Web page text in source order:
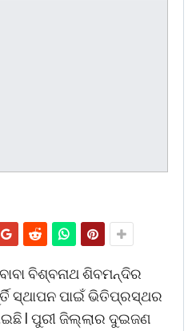
ବିଶ୍ବନାଥ ଶିବମନ୍ଦିର
ସ୍ଥାପନ ପାଇଁ ଭିତିପ୍ରସ୍ଥର
l ପୁରୀ ଜିଲ୍ଲାର ଦୁଇଜଣ